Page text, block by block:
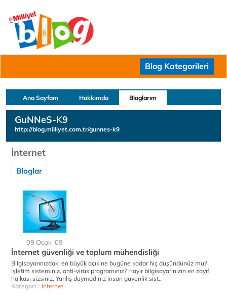
Blog Kategorileri
Ana Sayfam Hakkımda Bloglarım
GuNNeS-K9
http://blog.milliyet.com.tr/gunnes-k9
İnternet
Bloglar
09 Ocak '09
İnternet güvenliği ve toplum mühendisliği
Bilgisayarınızdaki en büyük açık ne bugüne kadar hiç düşündünüz mü?
İşletim sisteminiz, anti-virüs programınız? Hayır bilgisayarınızın en zayıf
halkası sizsiniz. Yanlış duymadınız insan güvenlik sist..
Kategori : İnternet